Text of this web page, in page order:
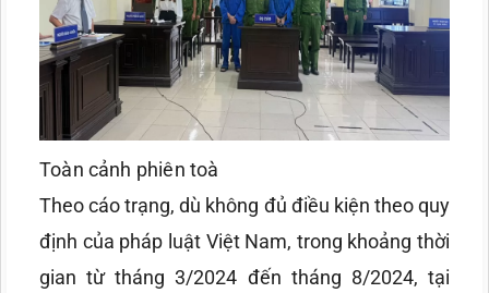
Toàn cảnh phiên toà
Theo cáo trạng, dù không đủ điều kiện theo quy
định của pháp luật Việt Nam, trong khoảng thời
gian từ tháng 3/2024 đến tháng 8/2024, tại